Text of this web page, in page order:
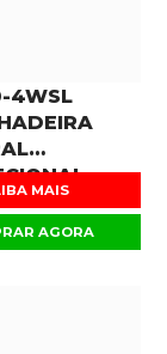
4WSL
MAIS
AGORA